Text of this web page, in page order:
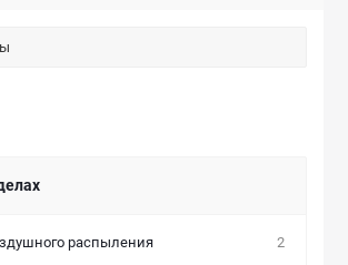
распыления
2